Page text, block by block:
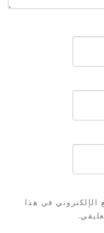
الإلكتروني في هذا